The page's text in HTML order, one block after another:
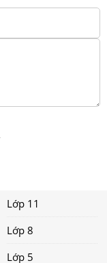
Lớp 11
Lớp 8
Lớp 5